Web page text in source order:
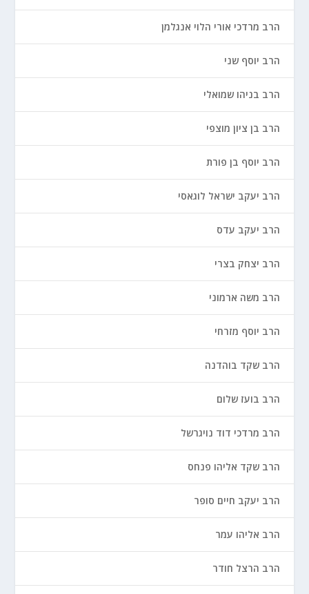
הרב מרדכי אורי הלוי אנגלמן
הרב יוסף שני
הרב בניהו שמואלי
הרב בן ציון מוצפי
הרב יוסף בן פורת
הרב יעקב ישראל לוגאסי
הרב יעקב עדס
הרב יצחק בצרי
הרב משה ארמוני
הרב יוסף מזרחי
הרב שקד בוהדנה
הרב בועז שלום
הרב מרדכי דוד נויגרשל
הרב שקד אליהו פנחס
הרב יעקב חיים סופר
הרב אליהו עמר
הרב הרצל חודר